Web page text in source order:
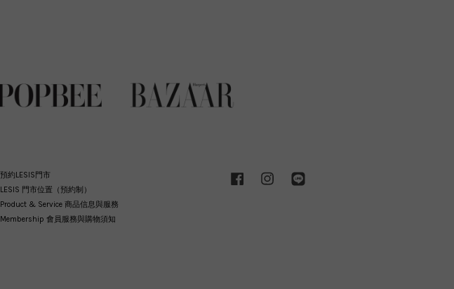
預約LESIS門市
LESIS 門市位置（預約制）
Product & Service 商品信息與服務
Membership 會員服務與購物須知
Facebook Instagram